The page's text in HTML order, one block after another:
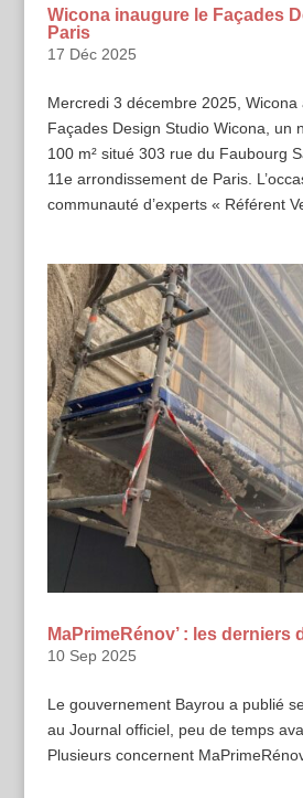
Wicona inaugure le Façades
Paris
17 Déc 2025
Mercredi 3 décembre 2025, Wicona
Façades Design Studio Wicona, un
100 m² situé 303 rue du Faubourg
11e arrondissement de Paris.
communauté d’experts « Référent
MaPrimeRénov’ : les derniers
10 Sep 2025
Le gouvernement Bayrou a publié
au Journal officiel, peu de temps
Plusieurs concernent